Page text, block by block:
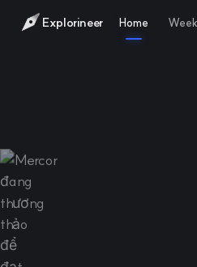
Explorineer Home